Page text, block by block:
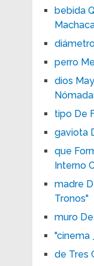
bebida
perro
dios
tipo De
gaviota
que
Interno
madre
Tronos"
muro
"cinema
de Tres